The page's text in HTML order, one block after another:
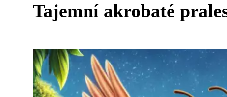
Tajemní akrobaté